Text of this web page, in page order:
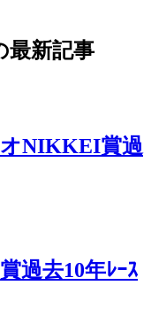
最新記事
NIKKEI賞過
過去10年ﾚｰｽ